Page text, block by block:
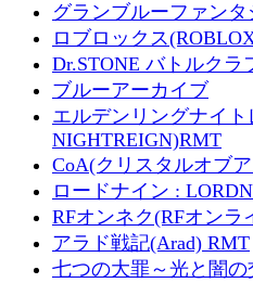
グランブルーファン
ロブロックス
Dr.STONE バトルクラ
ブルーアーカイブ
エルデンリングナイ
NIGHTREIGN)RMT
CoA(クリスタルオブア
ロードナイン :
RFオンネク(RFオンラ
アラド戦記(Arad) RMT
七つの大罪～光と闇